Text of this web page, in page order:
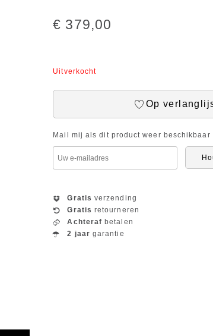
€ 379,00
Uitverkocht
Op
Mail mij als dit product weer beschikbaar
Gratis verzending
Gratis retourneren
Achteraf betalen
2 jaar garantie